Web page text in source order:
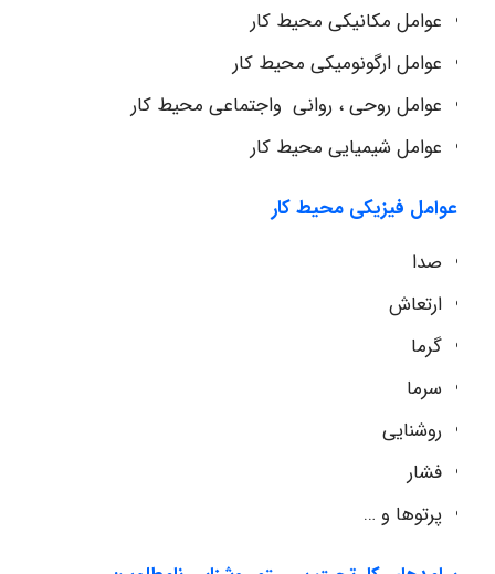
عوامل مکانیکی محیط کار
عوامل ارگونومیکی محیط کار
عوامل روحی ، روانی واجتماعی محیط کار
عوامل شیمیایی محیط کار
عوامل فیزیکی محیط کار
صدا
ارتعاش
گرما
سرما
روشنایی
فشار
پرتوها و …